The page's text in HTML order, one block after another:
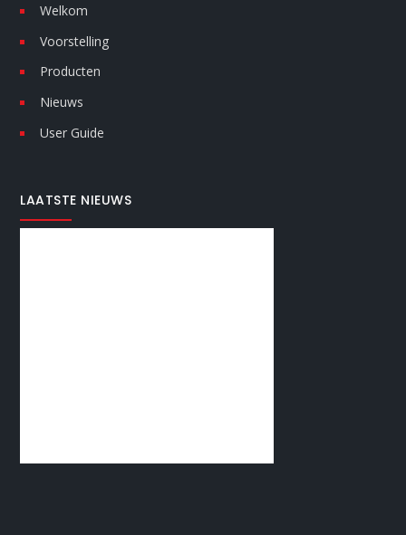
Welkom
Voorstelling
Producten
Nieuws
User Guide
LAATSTE NIEUWS